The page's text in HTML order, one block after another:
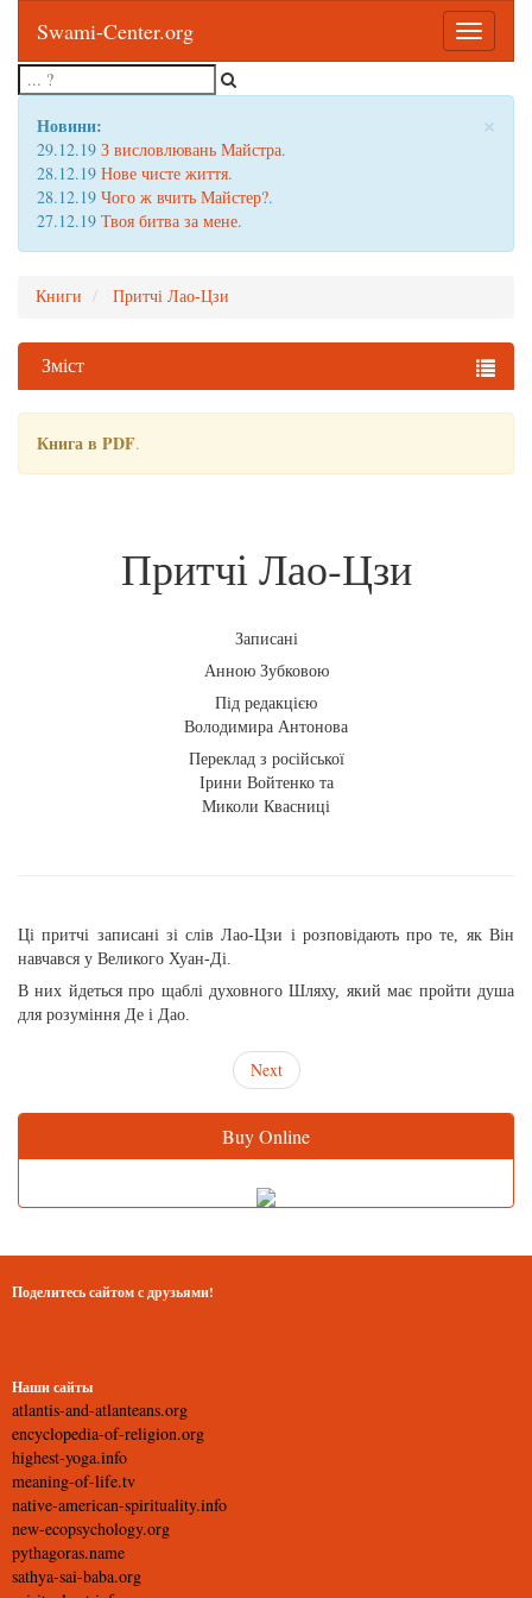
Toggle
Swami-Center.org
×
Новини:
29.12.19 З висловлювань Майстра.
28.12.19 Нове чисте життя.
28.12.19 Чого ж вчить Майстер?.
27.12.19 Твоя битва за мене.
Книги Притчі Лао-Цзи
Зміст
Книга в PDF.
Притчі Лао-Цзи
Записані
Анною Зубковою
Під редакцією
Володимира Антонова
Переклад з російської
Ірини Войтенко та
Миколи Квасниці
Ці притчі записані зі слів Лао-Цзи і розповідають про те, як Він
навчався у Великого Хуан-Ді.
В них йдеться про щаблі духовного Шляху, який має пройти душа
для розуміння Де і Дао.
Next
Buy Online
Поделитесь сайтом с друзьями!
Наши сайты
atlantis-and-atlanteans.org
encyclopedia-of-religion.org
highest-yoga.info
meaning-of-life.tv
native-american-spirituality.info
new-ecopsychology.org
pythagoras.name
sathya-sai-baba.org